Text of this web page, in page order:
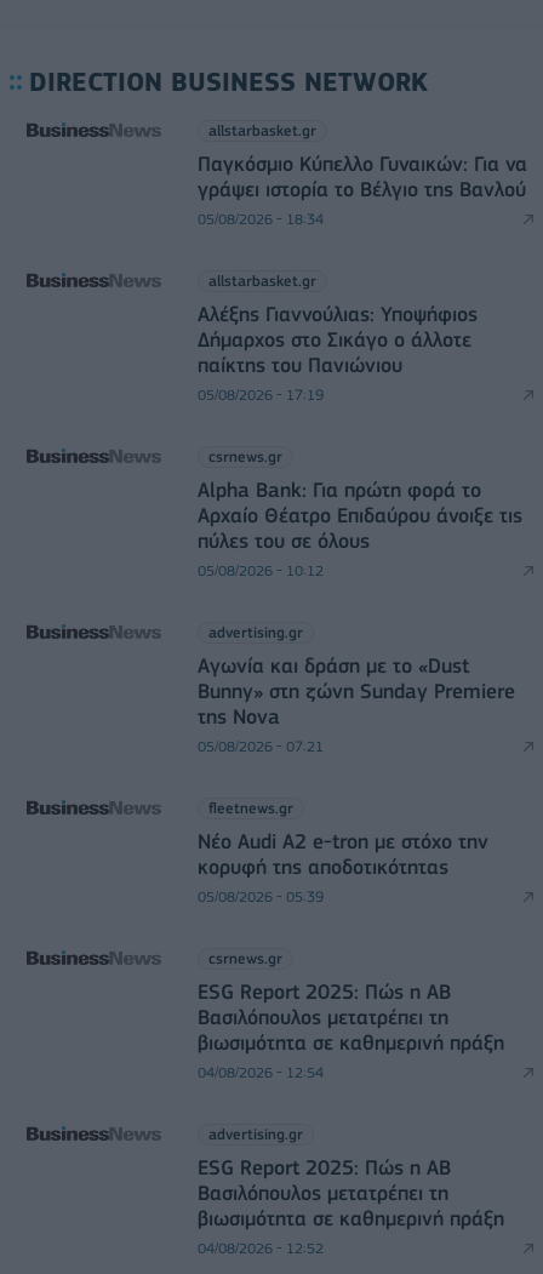
DIRECTION BUSINESS NETWORK
allstarbasket.gr
Παγκόσμιο Κύπελλο Γυναικών: Για να
γράψει ιστορία το Βέλγιο της Βανλού
05/08/2026 - 18:34
allstarbasket.gr
Αλέξης Γιαννούλιας: Υποψήφιος
Δήμαρχος στο Σικάγο ο άλλοτε
παίκτης του Πανιώνιου
05/08/2026 - 17:19
csrnews.gr
Alpha Bank: Για πρώτη φορά το
Αρχαίο Θέατρο Επιδαύρου άνοιξε τις
πύλες του σε όλους
05/08/2026 - 10:12
advertising.gr
Αγωνία και δράση με το «Dust
Bunny» στη ζώνη Sunday Premiere
της Nova
05/08/2026 - 07:21
fleetnews.gr
Νέο Audi A2 e-tron με στόχο την
κορυφή της αποδοτικότητας
05/08/2026 - 05:39
csrnews.gr
ESG Report 2025: Πώς η ΑΒ
Βασιλόπουλος μετατρέπει τη
βιωσιμότητα σε καθημερινή πράξη
04/08/2026 - 12:54
advertising.gr
ESG Report 2025: Πώς η ΑΒ
Βασιλόπουλος μετατρέπει τη
βιωσιμότητα σε καθημερινή πράξη
04/08/2026 - 12:52